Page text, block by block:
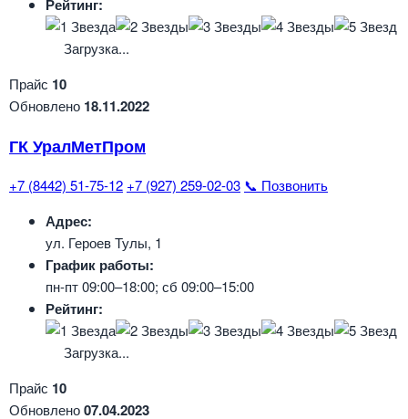
Рейтинг:
Загрузка...
Прайс 10
Обновлено 18.11.2022
ГК УралМетПром
+7 (8442) 51-75-12 +7 (927) 259-02-03 📞 Позвонить
Адрес:
ул. Героев Тулы, 1
График работы:
пн-пт 09:00–18:00; сб 09:00–15:00
Рейтинг:
Загрузка...
Прайс 10
Обновлено07.04.2023